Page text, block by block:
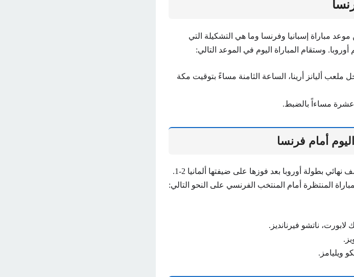
مباراة إسبانيا وفرنسا وما هي التشكيلة التي
وستقام المباراة اليوم في الموعد التالي:
اليوم الثلاثاء 9 يوليو 2024، داخل ملعب أليانز أرينا، الساعة الثامنة مساءً بتوقيت مكة
عشرة مساءاً بالضبط.
أمام فرنسا
وتلتقي فرنسا اليوم مع إسبانيا بعد أن تأهلت إلى نصف نهائي بطولة أوروبا بعد فوزها على ضيفتها ألمانيا 2-1.
المنتظرة أمام المنتخب الفرنسي على النحو التالي:
ناتشو فيرنانديز.
ويليامز.